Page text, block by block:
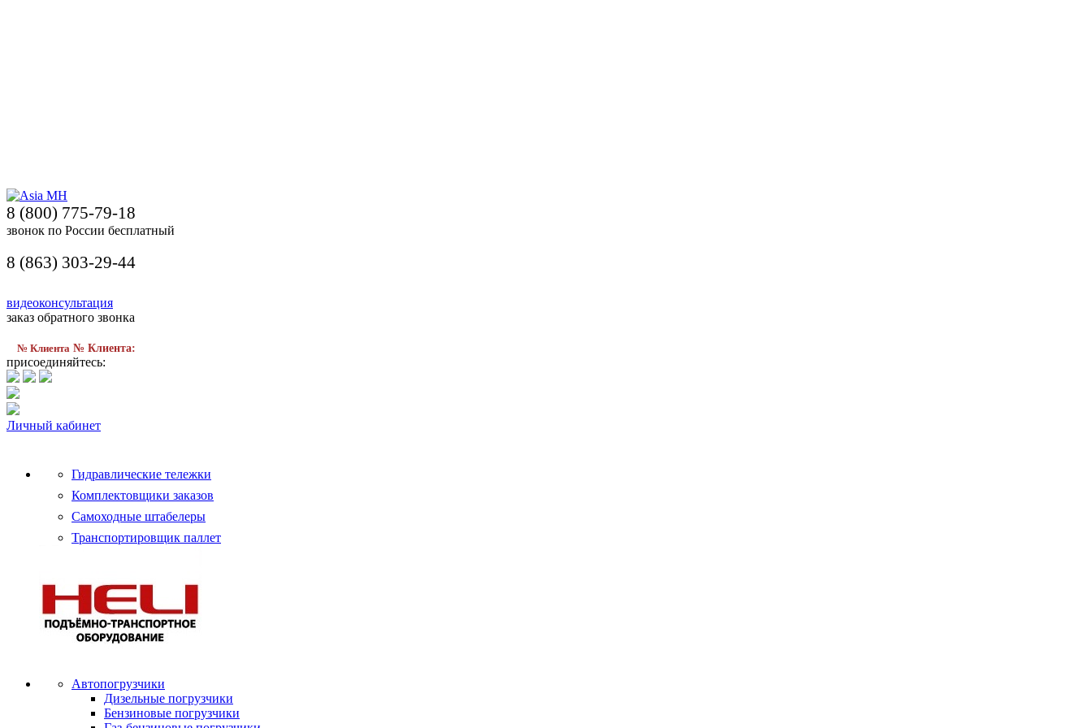
8 (800) 775-79-18
звонок по России бесплатный
8 (863) 303-29-44
видеоконсультация
заказ обратного звонка
№ Клиента № Клиента:
присоединяйтесь:
Личный кабинет
Гидравлические тележки
Комплектовщики заказов
Самоходные штабелеры
Транспортировщик паллет
Автопогрузчики
Дизельные погрузчики
Бензиновые погрузчики